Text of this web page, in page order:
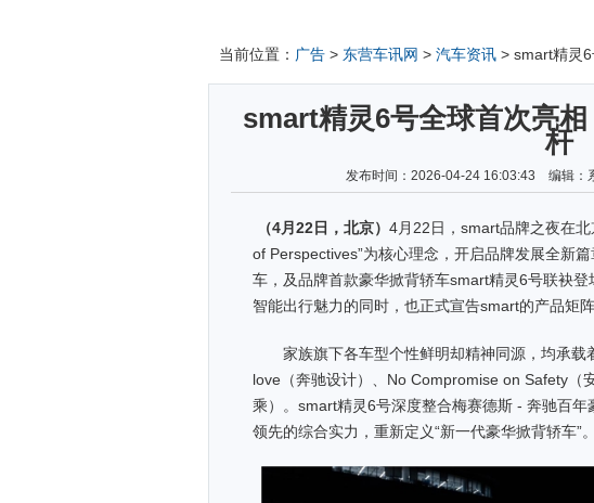
当前位置： 广告 > 东营车讯网 > 汽车资讯 > smart精灵
smart精灵6号全球首次亮
杆
发布时间：2026-04-24 16:03:43 编辑
（4月 22日，北京） 4月22日，smart品牌之夜在
of Perspectives”为核心理念，开启品牌发展全新
车，及品牌首款豪华掀背轿车smart精灵6号联袂
智能出行魅力的同时，也正式宣告smart的产品矩
家族旗下各车型个性鲜明却精神同源，均承
love（奔驰设计）、No Compromise on Safety（
乘）。smart精灵6号深度整合梅赛德斯 - 奔驰百
领先的综合实力，重新定义“新一代豪华掀背轿车”。